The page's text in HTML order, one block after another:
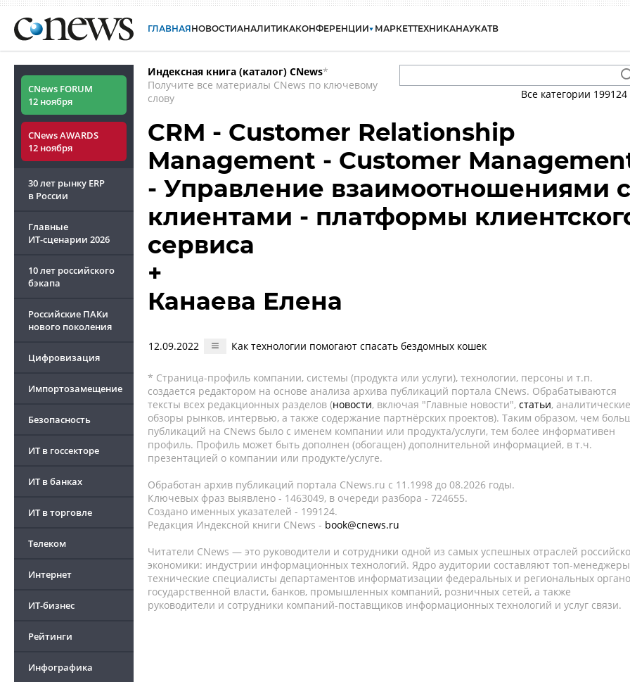
ГЛАВНАЯНОВОСТИАНАЛИТИКАКОНФЕРЕНЦИИ МАРКЕТТЕХНИКАНАУКАТВ
CNews FORUM
12 ноября
CNews AWARDS
12 ноября
30 лет рынку ERP
в России
Главные
ИТ-сценарии 2026
10 лет российского
бэкапа
Российские ПАКи
нового поколения
Цифровизация
Импортозамещение
Безопасность
ИТ в госсекторе
ИТ в банках
ИТ в торговле
Телеком
Интернет
ИТ-бизнес
Рейтинги
Инфографика
Индексная книга (каталог) CNews*
Получите все материалы CNews по ключевому
слову
Все категории 199124
CRM - Customer Relationship
Management - Customer
- Управление взаимоотношениями с
клиентами - платформы
сервиса
+
Канаева Елена
12.09.2022 Как технологии помогают спасать бездомных кошек
* Страница-профиль компании, системы (продукта или услуги), технологии, персоны и т.п.
создается редактором на основе анализа архива публикаций портала CNews. Обрабатываются
тексты всех редакционных разделов (новости, включая "Главные новости", статьи, аналитические
обзоры рынков, интервью, а также содержание партнёрских проектов). Таким образом, чем
публикаций на CNews было с именем компании или продукта/услуги, тем более информативен
профиль. Профиль может быть дополнен (обогащен) дополнительной информацией, в т.ч.
презентацией о компании или продукте/услуге.
Обработан архив публикаций портала CNews.ru c 11.1998 до 08.2026 годы.
Ключевых фраз выявлено - 1463049, в очереди разбора - 724655.
Создано именных указателей - 199124.
Редакция Индексной книги CNews - book@cnews.ru
Читатели CNews — это руководители и сотрудники одной из самых успешных отраслей
экономики: индустрии информационных технологий. Ядро аудитории составляют топ-
технические специалисты департаментов информатизации федеральных и региональных
государственной власти, банков, промышленных компаний, розничных сетей, а также
руководители и сотрудники компаний-поставщиков информационных технологий и услуг связи.